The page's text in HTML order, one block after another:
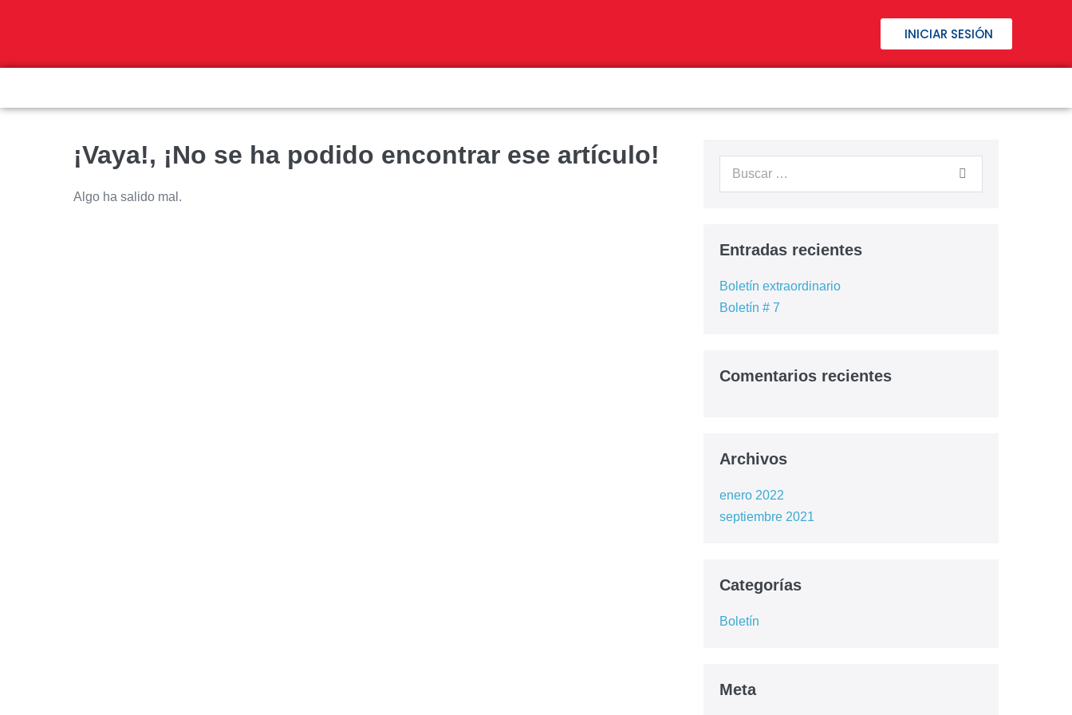
INICIAR SESIÓN
Nuestros Cursos
¡Vaya!, ¡No se ha podido encontrar ese artículo!
Algo ha salido mal.
Entradas recientes
Boletín extraordinario
Boletín # 7
Comentarios recientes
Archivos
enero 2022
septiembre 2021
Categorías
Boletín
Meta